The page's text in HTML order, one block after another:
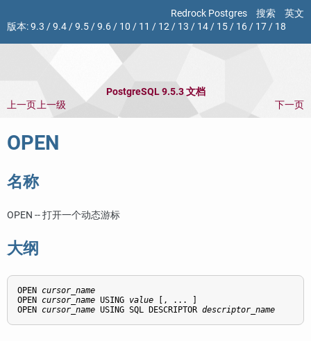
Redrock Postgres 搜索
英文
版本:9.3 /9.4/9.5/9.6/ 10 / 11 / 12/ 13 / 14/ 15/ 16/ 17/ 18
PostgreSQL 9.5.3 文档
上一页上一级 下一页
OPEN
名称
OPEN -- 打开一个动态游标
大纲
OPEN cursor_name
OPEN cursor_name USING value [, ... ]
OPEN cursor_name USING SQL DESCRIPTOR descriptor_name